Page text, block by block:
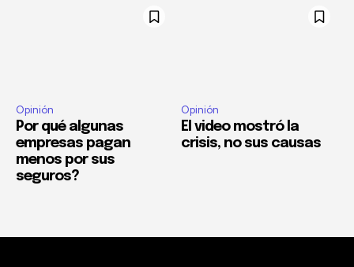
Opinión
Por qué algunas
empresas pagan
menos por sus
seguros?
Opinión
El video mostró la
crisis, no sus causas